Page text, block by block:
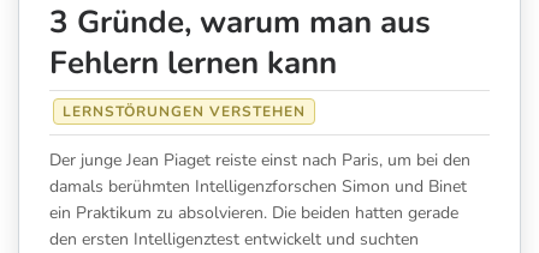
3 Gründe, warum man aus
Fehlern lernen kann
LERNSTÖRUNGEN VERSTEHEN
Der junge Jean Piaget reiste einst nach Paris, um bei den
damals berühmten Intelligenzforschen Simon und Binet
ein Praktikum zu absolvieren. Die beiden hatten gerade
den ersten Intelligenztest entwickelt und suchten